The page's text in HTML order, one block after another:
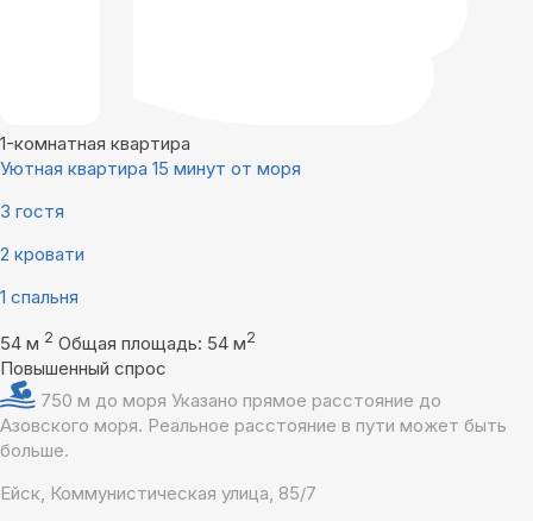
1-комнатная квартира
Уютная квартира 15 минут от моря
3 гостя
2 кровати
1 спальня
54 м 2 Общая площадь: 54 м2
Повышенный спрос
750 м до моря Указано прямое расстояние до
Азовского моря. Реальное расстояние в пути может быть
больше.
Ейск, Коммунистическая улица, 85/7